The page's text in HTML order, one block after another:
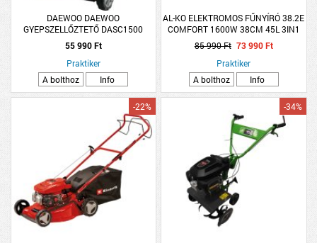
DAEWOO DAEWOO
GYEPSZELLŐZTETŐ DASC1500
1500W 32 CM
55 990 Ft
Praktiker
A bolthoz
Info
AL-KO ELEKTROMOS FŰNYÍRÓ 38.2E
COMFORT 1600W 38CM 45L 3IN1
85 990 Ft 73 990 Ft
Praktiker
A bolthoz
Info
-22% -34%